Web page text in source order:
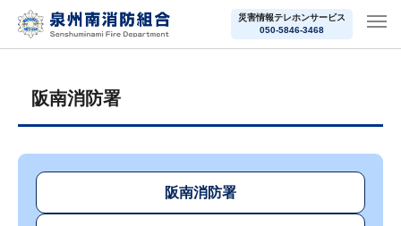
災害情報テレホンサービス
050-5846-3468
阪南消防署
阪南消防署